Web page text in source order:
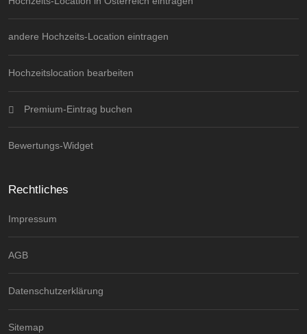
andere Hochzeits-Location eintragen
Hochzeitslocation bearbeiten
Premium-Eintrag buchen
Bewertungs-Widget
Rechtliches
Impressum
AGB
Datenschutzerklärung
Sitemap